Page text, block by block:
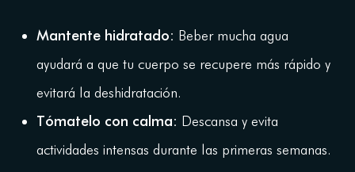
Mantente hidratado: Beber mucha agua
ayudará a que tu cuerpo se recupere más rápido y
evitará la deshidratación.
Tómatelo con calma: Descansa y evita
actividades intensas durante las primeras semanas.